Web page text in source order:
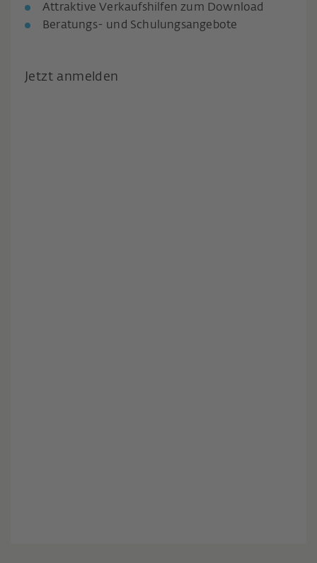
Attraktive Verkaufshilfen zum Download
Beratungs- und Schulungsangebote
Jetzt anmelden